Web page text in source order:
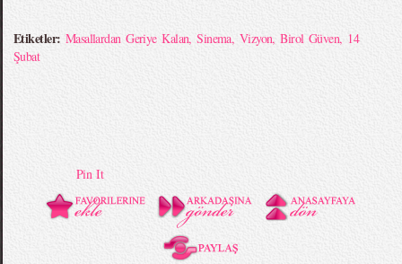
Etiketler: Masallardan Geriye Kalan,Sinema, Vizyon,Birol Güven, 14
Şubat
Pin It